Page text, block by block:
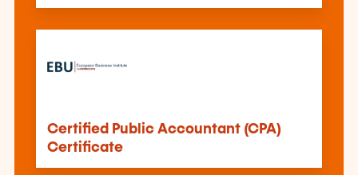
Certified Public Accountant (CPA)
Certificate